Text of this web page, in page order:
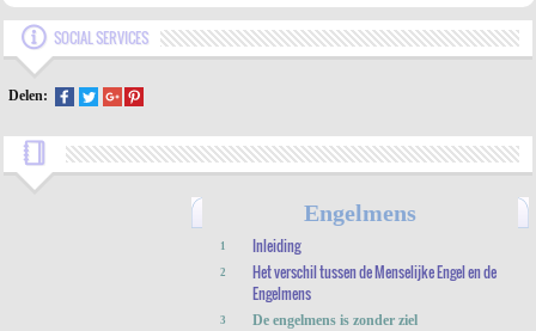
SOCIAL SERVICES
Delen:
Engelmens
1 Inleiding
2
Het verschil tussen de Menselijke Engel en de
Engelmens
3 De engelmens is zonder ziel